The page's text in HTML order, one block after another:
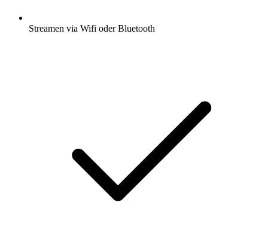
Streamen via Wifi oder Bluetooth